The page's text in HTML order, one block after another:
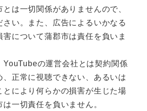
とは一切関係がありませんので、
さい。また、広告によるいかなる
害について蒲郡市は責任を負いま
YouTubeの運営会社とは契約関係
、正常に視聴できない、あるいは
とにより何らかの損害が生じた場
は一切責任を負いません。